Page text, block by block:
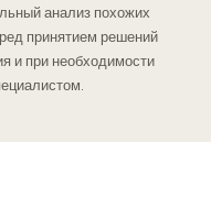
анализ похожих
принятием решений
и при необходимости